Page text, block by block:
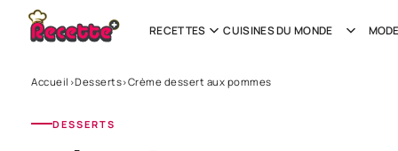
RECETTES CUISINES DU MONDE
Accueil ›Desserts›Crème dessert aux pommes
DESSERTS